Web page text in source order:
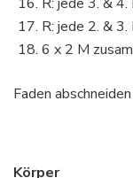
R: jede 2. &
6 x 2 M
Faden
Körper